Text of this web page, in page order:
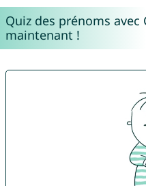
Quiz des prénoms avec
maintenant !